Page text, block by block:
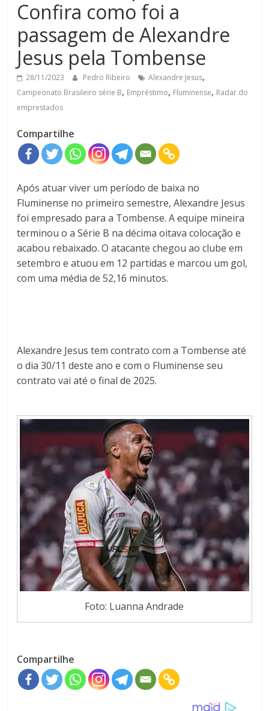
Confira como foi a
passagem de Alexandre
Jesus pela Tombense
28/11/2023 Pedro Ribeiro Alexandre Jesus,
Campeonato Brasileiro série B, Empréstimo, Fluminense, Radar do
emprestados
Compartilhe
Após atuar viver um período de baixa no
Fluminense no primeiro semestre, Alexandre Jesus
foi empresado para a Tombense. A equipe mineira
terminou o a Série B na décima oitava colocação e
acabou rebaixado. O atacante chegou ao clube em
setembro e atuou em 12 partidas e marcou um gol,
com uma média de 52,16 minutos.
Alexandre Jesus tem contrato com a Tombense até
o dia 30/11 deste ano e com o Fluminense seu
contrato vai até o final de 2025.
Foto: Luanna Andrade
Compartilhe